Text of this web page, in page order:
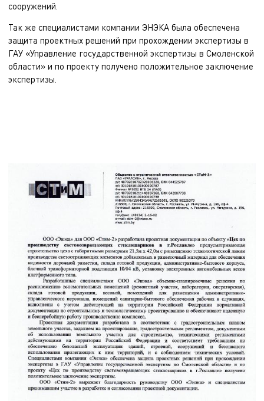
сооружений.
Так же специалистами компании ЭНЭКА была обеспечена
защита проектных решений при прохождении экспертизы в
ГАУ «Управление государственной экспертизы в Смоленской
области» и по проекту получено положительное заключение
экспертизы.